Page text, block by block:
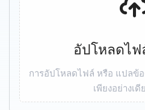
อัปโหลดไ
การอัปโหลดไฟล์ หรือ แปลข้
เพียงอย่างเ